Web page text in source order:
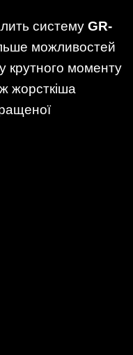
систему GR-
можливостей
крутного моменту
жорсткіша